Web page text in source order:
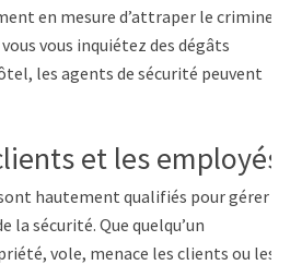
en mesure d’attraper le criminel
vous inquiétez des dégâts
les agents de sécurité peuvent
et les employés
hautement qualifiés pour gérer
sécurité. Que quelqu’un
vole, menace les clients ou les